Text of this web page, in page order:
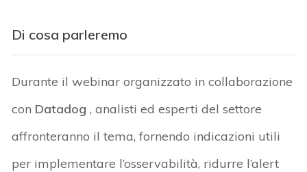
Di cosa parleremo
Durante il webinar organizzato in collaborazione
con Datadog , analisti ed esperti del settore
affronteranno il tema, fornendo indicazioni utili
per implementare l’osservabilità, ridurre l’alert